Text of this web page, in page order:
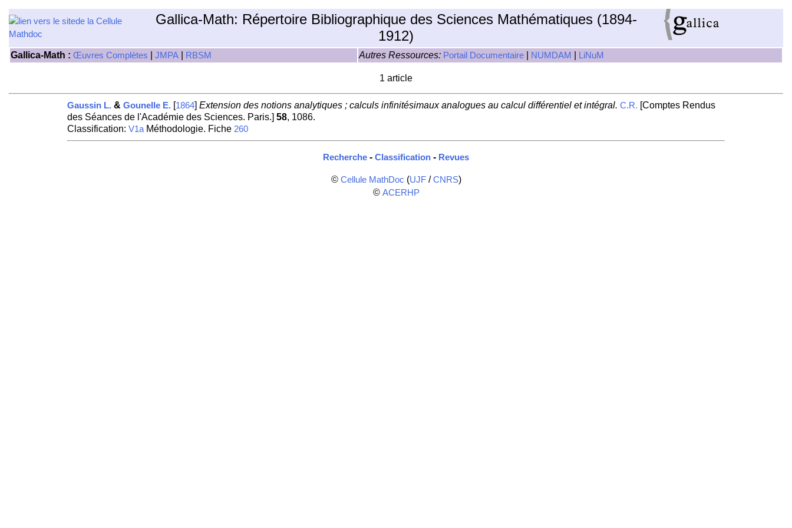
Gallica-Math: Répertoire Bibliographique des Sciences Mathématiques (1894-
1912)
Gallica-Math : Œuvres Complètes JMPA RBSM Autres Ressources: Portail Documentaire NUMDAM LiNuM
1 article
Gaussin L. & Gounelle E. [1864] Extension des notions analytiques ; calculs infinitésimaux analogues au calcul différentiel et intégral. C.R. [Comptes Rendus
des Séances de l'Académie des Sciences. Paris.] 58, 1086.
Classification: V1aMéthodologie. Fiche 260
Recherche - Classification - Revues
© Cellule MathDoc (UJF/CNRS)
© ACERHP